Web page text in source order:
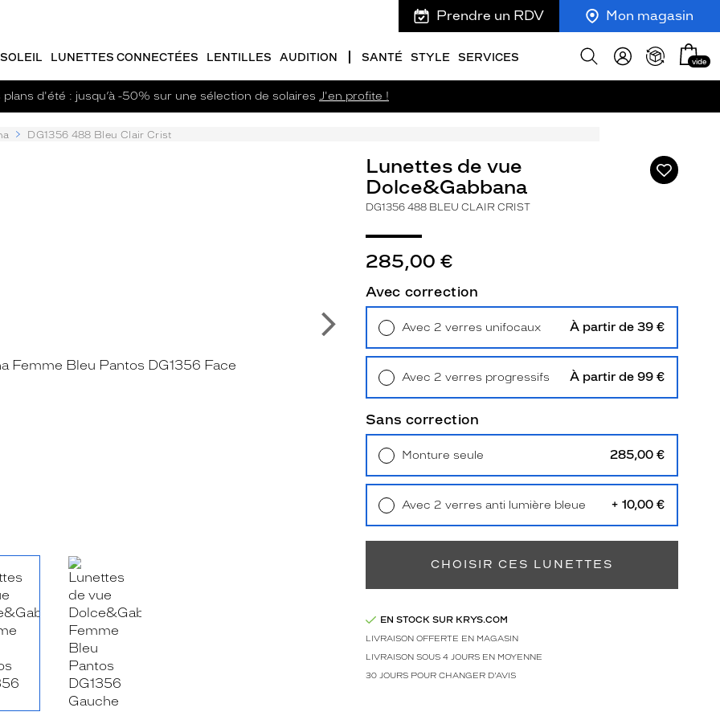
Prendre un RDV Mon magasin
LUNETTES CONNECTÉES LENTILLES AUDITION SANTÉ STYLE SERVICES
Afficher
Mon
panier
vide
plans d'été : jusqu’à -50% sur une sélection de solaires J'en profite !
DG1356 488 Bleu Clair Crist
Ajouter
à
Suivant
Lunettes de vue
Dolce&Gabbana
DG1356 488 BLEU CLAIR CRIST
285,00 €
Avec correction
Avec 2 verres unifocaux À partir de 39 €
Avec 2 verres progressifs À partir de 99 €
Sans correction
Monture seule 285,00 €
Retrait en magasin Offert
Avec 2 verres anti lumière bleue + 10,00 €
CHOISIR CES LUNETTES
EN STOCK SUR KRYS.COM
LIVRAISON OFFERTE EN MAGASIN
LIVRAISON SOUS 4 JOURS EN MOYENNE
30 JOURS POUR CHANGER D'AVIS